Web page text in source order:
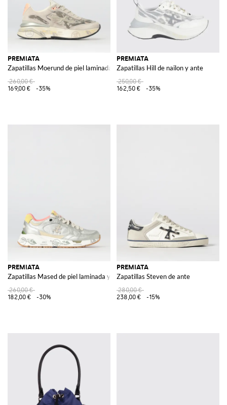
PREMIATA
Zapatillas Moerund de piel laminada y malla
260,00 €
169,00 €
-35%
PREMIATA
Zapatillas Hill de nailon y ante
250,00 €
162,50 €
-35%
PREMIATA
Zapatillas Mased de piel laminada y nailon
260,00 €
182,00 €
-30%
PREMIATA
Zapatillas Steven de ante
280,00 €
238,00 €
-15%